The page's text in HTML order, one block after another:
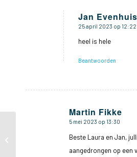
Jan Evenhuis
zegt:
25 april 2023 op 12:22
heel is hele
Beantwoorden
Martin Fikke
zegt:
5 mei 2023 op 13:30
Beste Laura en Jan,
aangedrongen op een
Wijkvergadering 12 april